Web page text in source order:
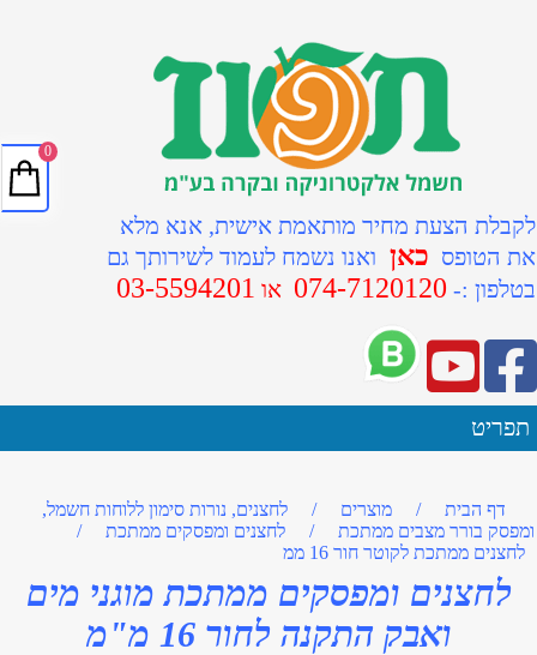
לקבלת הצעת מחיר מותאמת אישית, אנא מלא
את הטופס כאן ואנו נשמח לעמוד לשירותך גם
בטלפון :- 074-7120120 או 03-5594201
תפריט
דף הבית / מוצרים /
לחצנים, נורות סימון ללוחות חשמל,
ומפסק בורר מצבים ממתכת
/ לחצנים ומפסקים ממתכת
/
לחצנים ממתכת לקוטר חור 16 ממ
לחצנים ומפסקים ממתכת מוגני מים
ואבק התקנה לחור 16 מ"מ
0